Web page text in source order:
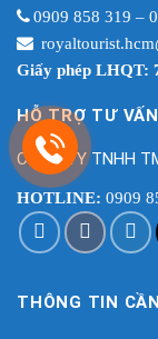
0909 858 319 –
Giấy phép LHQT:
HỖ TRỢ TƯ VẤN
CÔNG TY TNHH
HOTLINE: 0909
THÔNG TIN